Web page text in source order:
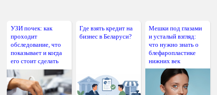
УЗИ почек: как
проходит
обследование, что
показывает и когда
его стоит сделать
Где взять кредит на
бизнес в Беларуси?
Мешки под глазами
и усталый взгляд:
что нужно знать о
блефаропластике
нижних век